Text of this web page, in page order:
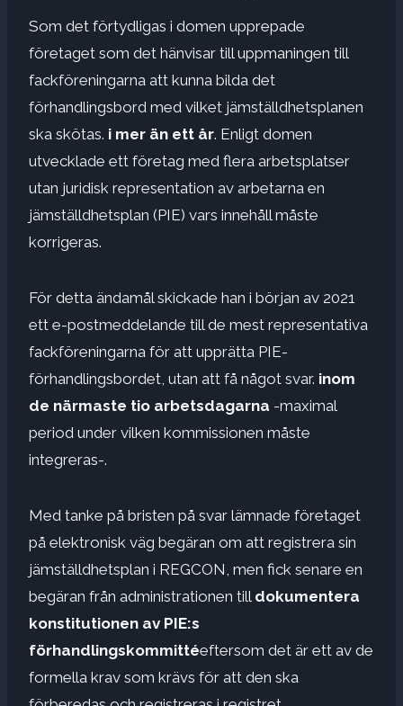
Som det förtydligas i domen upprepade
företaget som det hänvisar till uppmaningen till
fackföreningarna att kunna bilda det
förhandlingsbord med vilket jämställdhetsplanen
ska skötas. i mer än ett år. Enligt domen
utvecklade ett företag med flera arbetsplatser
utan juridisk representation av arbetarna en
jämställdhetsplan (PIE) vars innehåll måste
korrigeras.
För detta ändamål skickade han i början av 2021
ett e-postmeddelande till de mest representativa
fackföreningarna för att upprätta PIE-
förhandlingsbordet, utan att få något svar. inom
de närmaste tio arbetsdagarna -maximal
period under vilken kommissionen måste
integreras-.
Med tanke på bristen på svar lämnade företaget
på elektronisk väg begäran om att registrera sin
jämställdhetsplan i REGCON, men fick senare en
begäran från administrationen till dokumentera
konstitutionen av PIE:s
förhandlingskommittéeftersom det är ett av de
formella krav som krävs för att den ska